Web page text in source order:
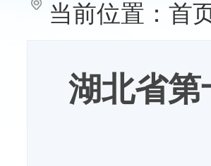
当前位置： 首
湖北省第